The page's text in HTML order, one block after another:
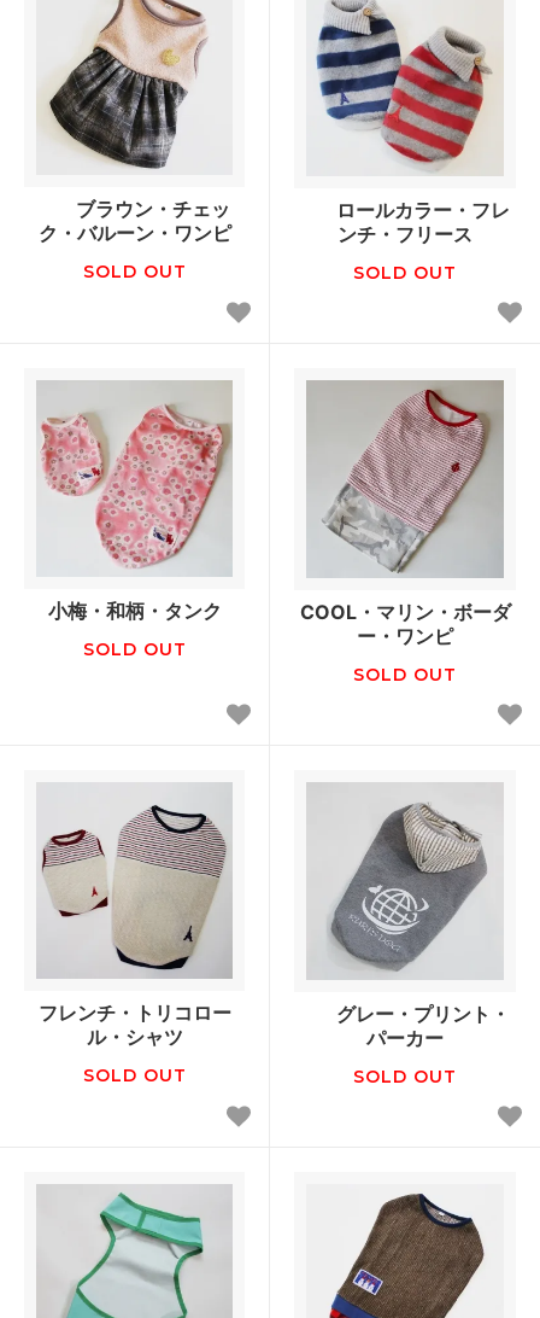
ブラウン・チェッ
ク・バルーン・ワンピ
SOLD OUT
ロールカラー・フレ
ンチ・フリース
SOLD OUT
小梅・和柄・タンク
SOLD OUT
COOL・マリン・ボーダ
ー・ワンピ
SOLD OUT
フレンチ・トリコロー
ル・シャツ
SOLD OUT
グレー・プリント・
パーカー
SOLD OUT